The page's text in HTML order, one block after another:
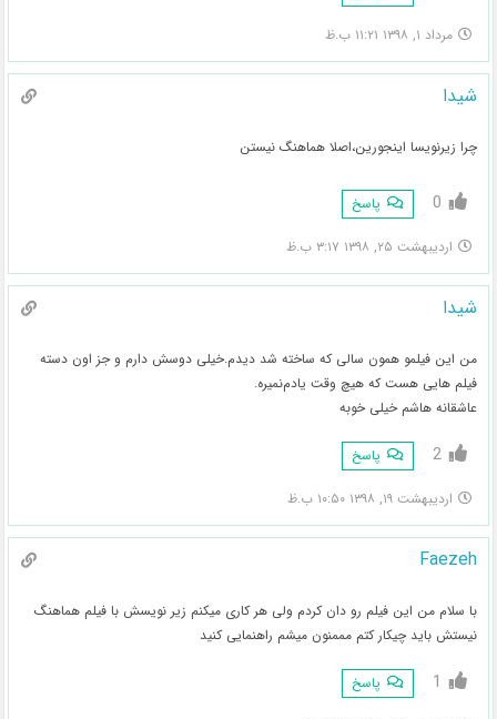
مرداد ۱, ۱۳۹۸ ۱۱:۲۱ ب.ظ
شیدا
چرا زیرنویسا اینجورین،اصلا هماهنگ نیستن
0 پاسخ
اردیبهشت ۲۵, ۱۳۹۸ ۳:۱۷ ب.ظ
شیدا
من این فیلمو همون سالی که ساخته شد دیدم.خیلی دوسش دارم و جز اون دسته
فیلم هایی هست که هیچ وقت یادم‌نمیره.
عاشقانه هاشم خیلی خوبه
2 پاسخ
اردیبهشت ۱۹, ۱۳۹۸ ۱۰:۵۰ ب.ظ
Faezeh
با سلام من این فیلم رو دان کردم ولی هر کاری میکنم زیر نویسش با فیلم هماهنگ
نیستش باید چیکار کتم مممنون میشم راهنمایی کنید
1 پاسخ